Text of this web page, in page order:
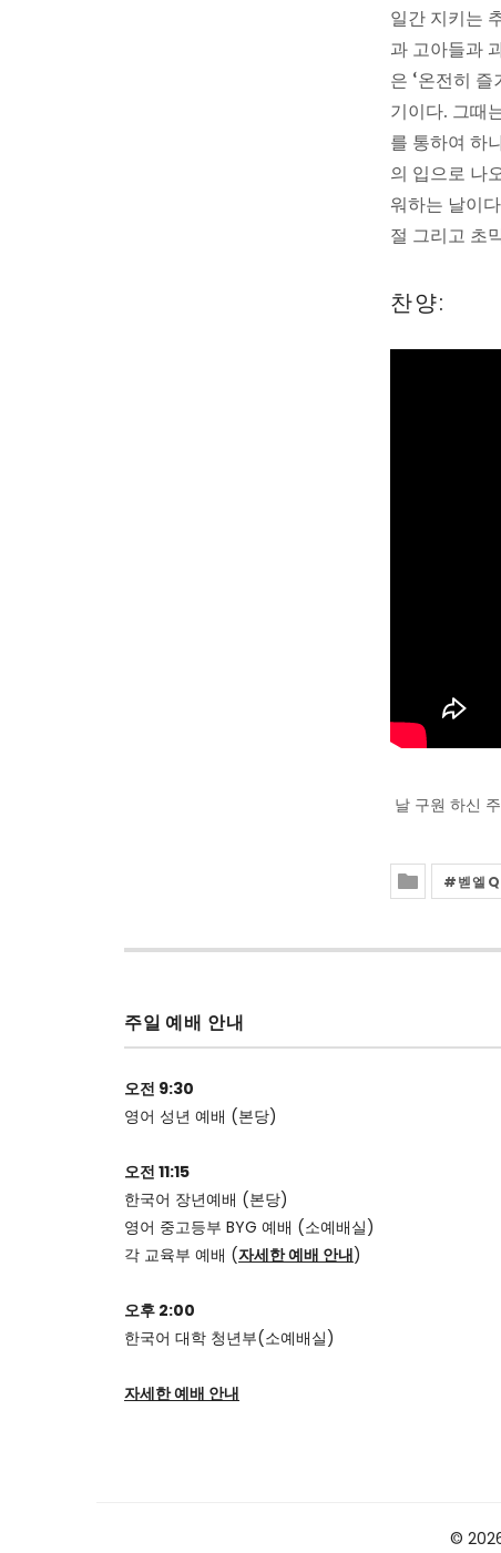
일간 지키는
과 고아들과
은 ‘온전히
기이다. 그때
를 통하여 하
의 입으로 나
워하는 날이
절 그리고 초
찬양:
날 구원 하신
벧엘
주일 예배 안내
오전 9:30
영어 성년 예배 (본당)
오전 11:15
한국어 장년예배 (본당)
영어 중고등부 BYG 예배 (소예배실)
각 교육부 예배 (자세한 예배 안내)
오후 2:00
한국어 대학 청년부(소예배실)
자세한 예배 안내
©